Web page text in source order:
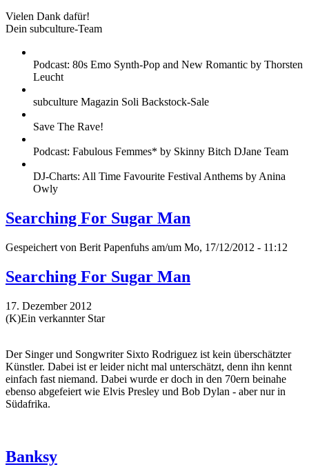
Vielen Dank dafür!
Dein subculture-Team
Podcast: 80s Emo Synth-Pop and New Romantic by Thorsten
Leucht
subculture Magazin Soli Backstock-Sale
Save The Rave!
Podcast: Fabulous Femmes* by Skinny Bitch DJane Team
DJ-Charts: All Time Favourite Festival Anthems by Anina
Owly
Searching For Sugar Man
Gespeichert von Berit Papenfuhs am/um Mo, 17/12/2012 - 11:12
Searching For Sugar Man
17. Dezember 2012
(K)Ein verkannter Star
Der Singer und Songwriter Sixto Rodriguez ist kein überschätzter
Künstler. Dabei ist er leider nicht mal unterschätzt, denn ihn kennt
einfach fast niemand. Dabei wurde er doch in den 70ern beinahe
ebenso abgefeiert wie Elvis Presley und Bob Dylan - aber nur in
Südafrika.
Banksy